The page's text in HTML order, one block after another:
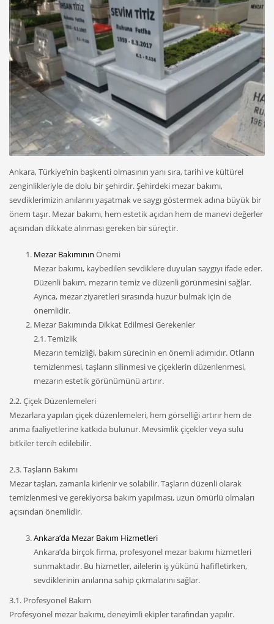
Ankara, Türkiye’nin başkenti olmasının yanı sıra, tarihi ve kültürel
zenginlikleriyle de dolu bir şehirdir. Şehirdeki mezar bakımı,
sevdiklerimizin anılarını yaşatmak ve saygı göstermek adına büyük bir
önem taşır. Mezar bakımı, hem estetik açıdan hem de manevi değerler
açısından dikkate alınması gereken bir süreçtir.
Mezar Bakımının Önemi
Mezar bakımı, kaybedilen sevdiklere duyulan saygıyı ifade eder.
Düzenli bakım, mezarın temiz ve düzenli görünmesini sağlar.
Ayrıca, mezar ziyaretleri sırasında huzur bulmak için de
önemlidir.
Mezar Bakımında Dikkat Edilmesi Gerekenler
2.1. Temizlik
Mezarın temizliği, bakım sürecinin en önemli adımıdır. Otların
temizlenmesi, taşların silinmesi ve çiçeklerin düzenlenmesi,
mezarın estetik görünümünü artırır.
2.2. Çiçek Düzenlemeleri
Mezarlara yapılan çiçek düzenlemeleri, hem görselliği artırır hem de
anma faaliyetlerine katkıda bulunur. Mevsimlik çiçekler veya sulu
bitkiler tercih edilebilir.
2.3. Taşların Bakımı
Mezar taşları, zamanla kirlenir ve solabilir. Taşların düzenli olarak
temizlenmesi ve gerekiyorsa bakım yapılması, uzun ömürlü olmaları
açısından önemlidir.
Ankara’da Mezar Bakım Hizmetleri
Ankara’da birçok firma, profesyonel mezar bakımı hizmetleri
sunmaktadır. Bu hizmetler, ailelerin iş yükünü hafifletirken,
sevdiklerinin anılarına sahip çıkmalarını sağlar.
3.1. Profesyonel Bakım
Profesyonel mezar bakımı, deneyimli ekipler tarafından yapılır.